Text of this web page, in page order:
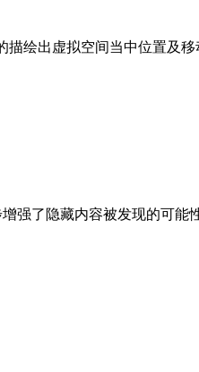
绘出虚拟空间当中位置及移
强了隐藏内容被发现的可能性